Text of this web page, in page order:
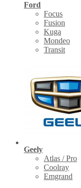
Ford
Focus
Fusion
Kuga
Mondeo
Transit
Geely
Atlas / Pro
Coolray
Emgrand